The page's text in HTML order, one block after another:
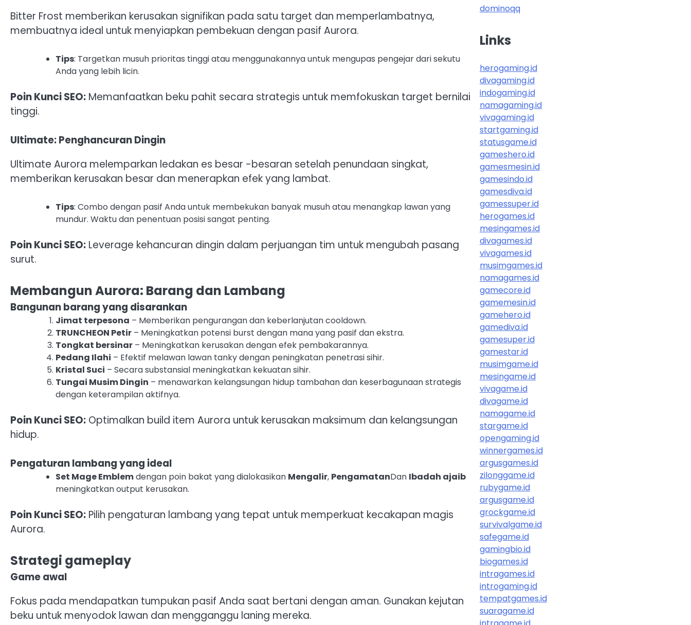
Bitter Frost memberikan kerusakan signifikan pada satu target dan memperlambatnya,
membuatnya ideal untuk menyiapkan pembekuan dengan pasif Aurora.
Tips: Targetkan musuh prioritas tinggi atau menggunakannya untuk mengupas pengejar dari sekutu
Anda yang lebih licin.
Poin Kunci SEO: Memanfaatkan beku pahit secara strategis untuk memfokuskan target bernilai
tinggi.
Ultimate: Penghancuran Dingin
Ultimate Aurora melemparkan ledakan es besar -besaran setelah penundaan singkat,
memberikan kerusakan besar dan menerapkan efek yang lambat.
Tips: Combo dengan pasif Anda untuk membekukan banyak musuh atau menangkap lawan yang
mundur. Waktu dan penentuan posisi sangat penting.
Poin Kunci SEO: Leverage kehancuran dingin dalam perjuangan tim untuk mengubah pasang
surut.
Membangun Aurora: Barang dan Lambang
Bangunan barang yang disarankan
Jimat terpesona – Memberikan pengurangan dan keberlanjutan cooldown.
TRUNCHEON Petir – Meningkatkan potensi burst dengan mana yang pasif dan ekstra.
Tongkat bersinar – Meningkatkan kerusakan dengan efek pembakarannya.
Pedang Ilahi – Efektif melawan lawan tanky dengan peningkatan penetrasi sihir.
Kristal Suci – Secara substansial meningkatkan kekuatan sihir.
Tungai Musim Dingin – menawarkan kelangsungan hidup tambahan dan keserbagunaan strategis
dengan keterampilan aktifnya.
Poin Kunci SEO: Optimalkan build item Aurora untuk kerusakan maksimum dan kelangsungan
hidup.
Pengaturan lambang yang ideal
Set Mage Emblemdengan poin bakat yang dialokasikan Mengalir, PengamatanDan Ibadah ajaib
meningkatkan output kerusakan.
Poin Kunci SEO: Pilih pengaturan lambang yang tepat untuk memperkuat kecakapan magis
Aurora.
Strategi gameplay
Game awal
Fokus pada mendapatkan tumpukan pasif Anda saat bertani dengan aman. Gunakan kejutan
beku untuk menyodok lawan dan mengganggu laning mereka.
dominoqq
Links
herogaming.id
divagaming.id
indogaming.id
namagaming.id
vivagaming.id
startgaming.id
statusgame.id
gameshero.id
gamesmesin.id
gamesindo.id
gamesdiva.id
gamessuper.id
herogames.id
mesingames.id
divagames.id
vivagames.id
musimgames.id
namagames.id
gamecore.id
gamemesin.id
gamehero.id
gamediva.id
gamesuper.id
gamestar.id
musimgame.id
mesingame.id
vivagame.id
divagame.id
namagame.id
stargame.id
opengaming.id
winnergames.id
argusgames.id
zilonggame.id
rubygame.id
argusgame.id
grockgame.id
survivalgame.id
safegame.id
gamingbio.id
biogames.id
intragames.id
introgaming.id
tempatgames.id
suaragame.id